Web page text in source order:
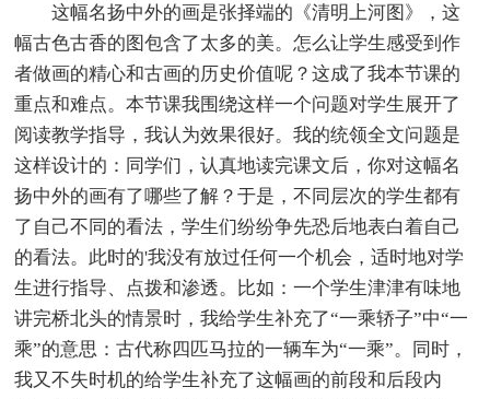
这幅名扬中外的画是张择端的《清明上河图》，这
幅古色古香的图包含了太多的美。怎么让学生感受到作
者做画的精心和古画的历史价值呢？这成了我本节课的
重点和难点。本节课我围绕这样一个问题对学生展开了
阅读教学指导，我认为效果很好。我的统领全文问题是
这样设计的：同学们，认真地读完课文后，你对这幅名
扬中外的画有了哪些了解？于是，不同层次的学生都有
了自己不同的看法，学生们纷纷争先恐后地表白着自己
的看法。此时的'我没有放过任何一个机会，适时地对学
生进行指导、点拨和渗透。比如：一个学生津津有味地
讲完桥北头的情景时，我给学生补充了“一乘轿子”中“一
乘”的意思：古代称四匹马拉的一辆车为“一乘”。同时，
我又不失时机的给学生补充了这幅画的前段和后段内